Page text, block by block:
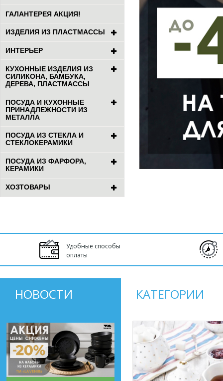
ГАЛАНТЕРЕЯ АКЦИЯ!
ИЗДЕЛИЯ ИЗ ПЛАСТМАССЫ
ИНТЕРЬЕР
КУХОННЫЕ ИЗДЕЛИЯ ИЗ
СИЛИКОНА, БАМБУКА,
ДЕРЕВА, ПЛАСТМАССЫ
ПОСУДА И КУХОННЫЕ
ПРИНАДЛЕЖНОСТИ ИЗ
МЕТАЛЛА
ПОСУДА ИЗ СТЕКЛА И
СТЕКЛОКЕРАМИКИ
ПОСУДА ИЗ ФАРФОРА,
КЕРАМИКИ
ХОЗТОВАРЫ
Удобные способы
оплаты
НОВОСТИ КАТЕГОРИИ